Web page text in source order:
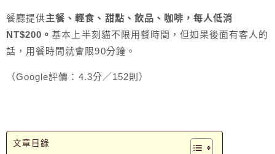
餐廳提供主餐、輕食、甜點、飲品、咖啡，每人低消
NT$200。基本上半刻貓不限用餐時間，但如果後面有客人的
話，用餐時間就會限90分鐘。
（Google評價：4.3分／152則）
文章目錄